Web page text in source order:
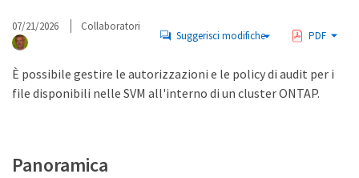
07/21/2026 Collaboratori
Suggerisci modifiche PDF
È possibile gestire le autorizzazioni e le policy di audit per i
file disponibili nelle SVM all'interno di un cluster ONTAP.
Panoramica